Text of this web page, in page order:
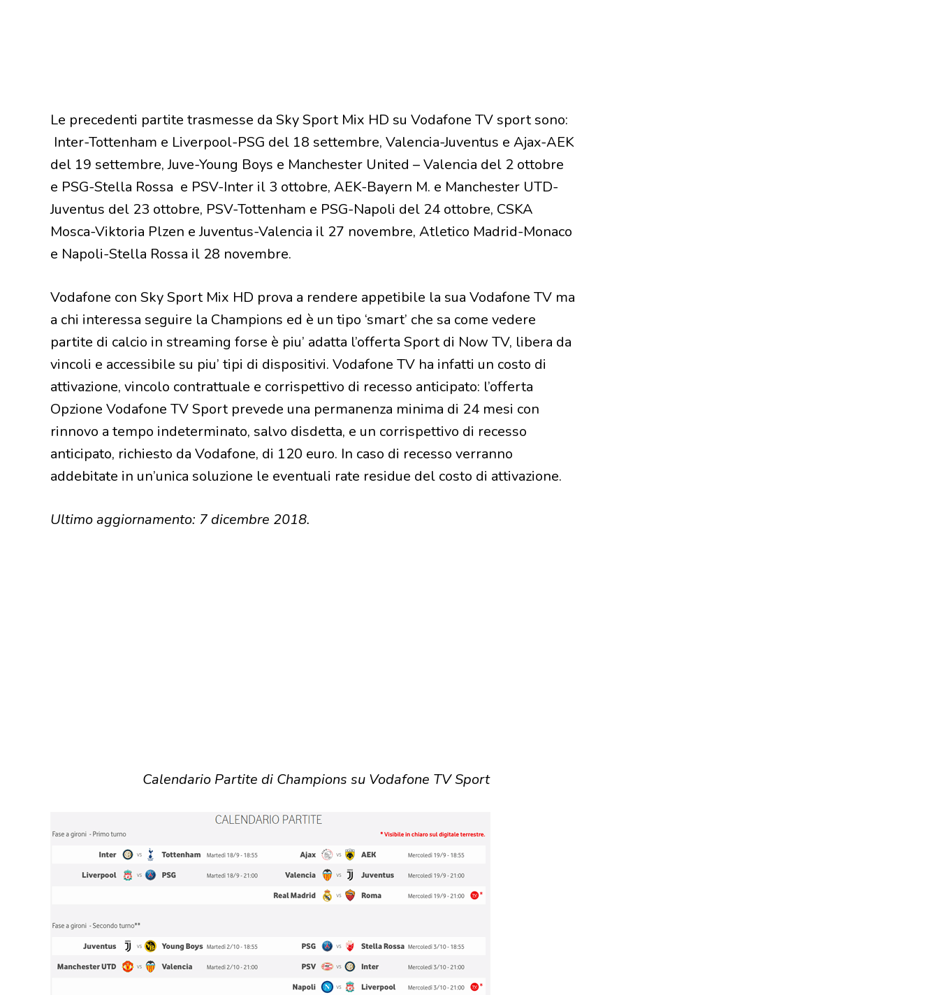
Le precedenti partite trasmesse da Sky Sport Mix HD su Vodafone TV sport sono:
Inter-Tottenham e Liverpool-PSG del 18 settembre, Valencia-Juventus e Ajax-AEK
del 19 settembre, Juve-Young Boys e Manchester United – Valencia del 2 ottobre
e PSG-Stella Rossa e PSV-Inter il 3 ottobre, AEK-Bayern M. e Manchester UTD-
Juventus del 23 ottobre, PSV-Tottenham e PSG-Napoli del 24 ottobre, CSKA
Mosca-Viktoria Plzen e Juventus-Valencia il 27 novembre, Atletico Madrid-Monaco
e Napoli-Stella Rossa il 28 novembre.
Vodafone con Sky Sport Mix HD prova a rendere appetibile la sua Vodafone TV ma
a chi interessa seguire la Champions ed è un tipo ‘smart’ che sa come vedere
partite di calcio in streaming forse è piu’ adatta l’offerta Sport di Now TV, libera da
vincoli e accessibile su piu’ tipi di dispositivi. Vodafone TV ha infatti un costo di
attivazione, vincolo contrattuale e corrispettivo di recesso anticipato: l’offerta
Opzione Vodafone TV Sport prevede una permanenza minima di 24 mesi con
rinnovo a tempo indeterminato, salvo disdetta, e un corrispettivo di recesso
anticipato, richiesto da Vodafone, di 120 euro. In caso di recesso verranno
addebitate in un’unica soluzione le eventuali rate residue del costo di attivazione.
Ultimo aggiornamento: 7 dicembre 2018.
Calendario Partite di Champions su Vodafone TV Sport